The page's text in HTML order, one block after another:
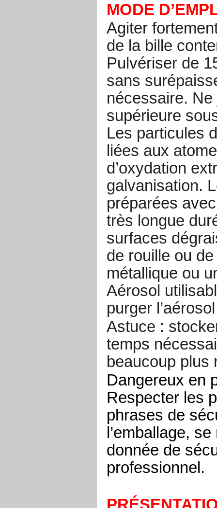
MODE
Agiter
de la bille
Pulvériser de
sans
nécessaire.
supérieure
Les particules
liées aux
d’oxydation
galvanisation.
préparées
très longue
surfaces
de rouille ou
métallique ou
Aérosol
purger
Astuce :
temps
beaucoup plus
Dangereux en
Respecter les
phrases de
l’emballage,
donnée de
professionnel.